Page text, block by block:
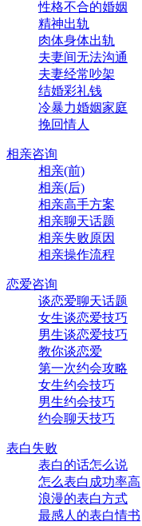
性格不合的婚姻
精神出轨
肉体身体出轨
夫妻间无法沟通
夫妻经常吵架
结婚彩礼钱
冷暴力婚姻家庭
挽回情人
相亲咨询
相亲(前)
相亲(后)
相亲高手方案
相亲聊天话题
相亲失败原因
相亲操作流程
恋爱咨询
谈恋爱聊天话题
女生谈恋爱技巧
男生谈恋爱技巧
教你谈恋爱
第一次约会攻略
女生约会技巧
男生约会技巧
约会聊天技巧
表白失败
表白的话怎么说
怎么表白成功率高
浪漫的表白方式
最感人的表白情书